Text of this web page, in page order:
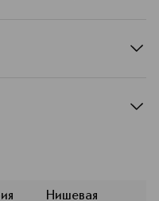
роскоши. В коллекции
BEAUTY
представлены сочные
Нишевая